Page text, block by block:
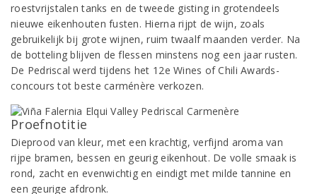
roestvrijstalen tanks en de tweede gisting in grotendeels
nieuwe eikenhouten fusten. Hierna rijpt de wijn, zoals
gebruikelijk bij grote wijnen, ruim twaalf maanden verder. Na
de botteling blijven de flessen minstens nog een jaar rusten.
De Pedriscal werd tijdens het 12e Wines of Chili Awards-
concours tot beste carménère verkozen.
Proefnotitie
Dieprood van kleur, met een krachtig, verfijnd aroma van
rijpe bramen, bessen en geurig eikenhout. De volle smaak is
rond, zacht en evenwichtig en eindigt met milde tannine en
een geurige afdronk.